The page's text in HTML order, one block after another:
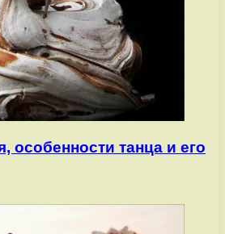
особенности танца и его